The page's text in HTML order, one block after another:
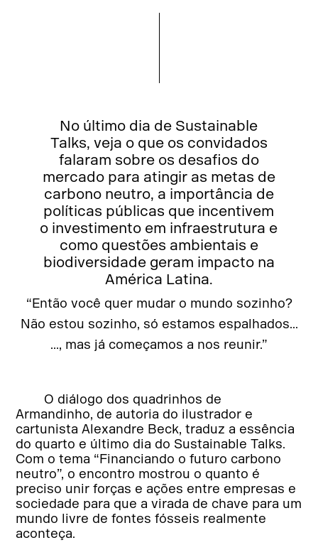
No último dia de Sustainable
Talks, veja o que os convidados
falaram sobre os desafios do
mercado para atingir as metas de
carbono neutro, a importância de
políticas públicas que incentivem
o investimento em infraestrutura e
como questões ambientais e
biodiversidade geram impacto na
América Latina.
“Então você quer mudar o mundo sozinho?
Não estou sozinho, só estamos espalhados...
..., mas já começamos a nos reunir.”
O diálogo dos quadrinhos de
Armandinho, de autoria do ilustrador e
cartunista Alexandre Beck, traduz a essência
do quarto e último dia do Sustainable Talks.
Com o tema “Financiando o futuro carbono
neutro”, o encontro mostrou o quanto é
preciso unir forças e ações entre empresas e
sociedade para que a virada de chave para um
mundo livre de fontes fósseis realmente
aconteça.